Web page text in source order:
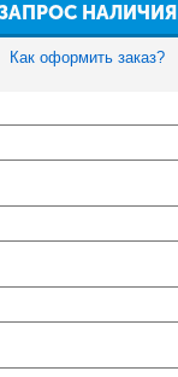
НАЛИЧИЯ
Как оформить заказ?